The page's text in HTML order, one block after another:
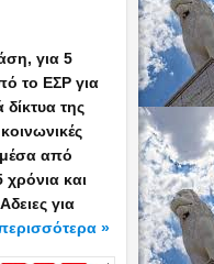
για 5
το ΕΣΡ για
δίκτυα της
μέσα από
χρόνια και
για
»